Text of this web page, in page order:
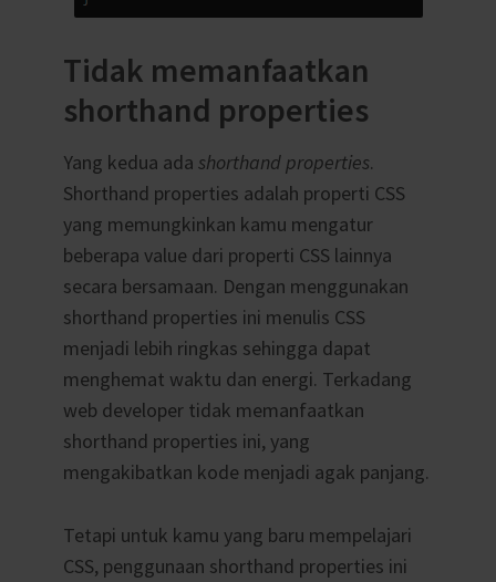
Tidak memanfaatkan
shorthand properties
Yang kedua ada shorthand properties.
Shorthand properties adalah properti CSS
yang memungkinkan kamu mengatur
beberapa value dari properti CSS lainnya
secara bersamaan. Dengan menggunakan
shorthand properties ini menulis CSS
menjadi lebih ringkas sehingga dapat
menghemat waktu dan energi. Terkadang
web developer tidak memanfaatkan
shorthand properties ini, yang
mengakibatkan kode menjadi agak panjang.
Tetapi untuk kamu yang baru mempelajari
CSS, penggunaan shorthand properties ini